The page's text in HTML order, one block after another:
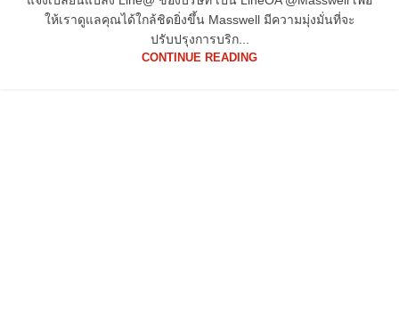
ให้เราดูแลคุณได้ใกล้ชิดยิ่งขึ้น Masswell มีความมุ่งมั่นที่จะ
ปรับปรุงการบริก...
CONTINUE READING